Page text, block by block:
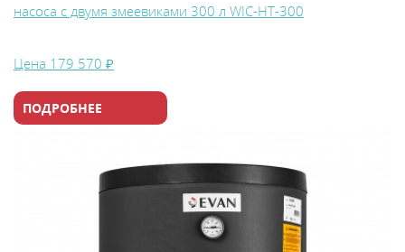
насоса с двумя змеевиками 300 л WIС-HT-300
Цена 179 570 ₽
ПОДРОБНЕЕ